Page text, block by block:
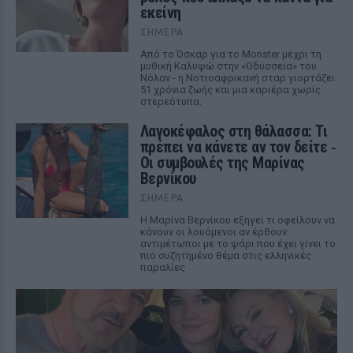
εκείνη
ΣΉΜΕΡΑ
Από το Όσκαρ για το Monster μέχρι τη
μυθική Καλυψώ στην «Οδύσσεια» του
Νόλαν - η Νοτιοαφρικανή σταρ γιορτάζει
51 χρόνια ζωής και μια καριέρα χωρίς
στερεότυπα.
Λαγοκέφαλος στη θάλασσα: Τι
πρέπει να κάνετε αν τον δείτε ‑
Οι συμβουλές της Μαρίνας
Βερνίκου
ΣΉΜΕΡΑ
Η Μαρίνα Βερνίκου εξηγεί τι οφείλουν να
κάνουν οι λουόμενοι αν έρθουν
αντιμέτωποι με το ψάρι που έχει γίνει το
πιο συζητημένο θέμα στις ελληνικές
παραλίες